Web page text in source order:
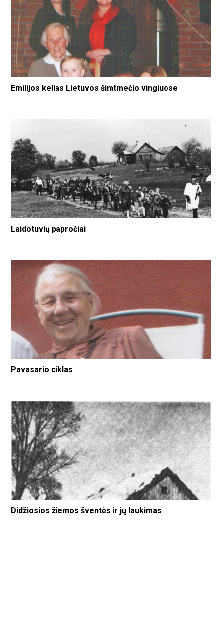
Emilijos kelias Lietuvos šimtmečio vingiuose
Laidotuvių papročiai
Pavasario ciklas
Didžiosios žiemos šventės ir jų laukimas